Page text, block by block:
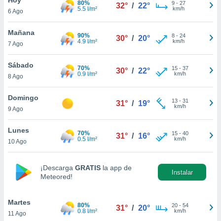
en
más
nuestra
de
aceptar
de
6 Ago
80%
5.5 l/m²
32° / 22° 9- 27
km/h
Mañana
7 Ago
90%
4.9 l/m²
30° / 20° 8- 24
km/h
Sábado
8 Ago
70%
0.9 l/m²
30° / 22° 15- 37
km/h
Domingo
9 Ago
31° / 19° 13- 31
km/h
Lunes
10 Ago
70%
0.5 l/m²
31° / 16° 15- 40
km/h
¡Descarga GRATIS la app de
Meteored!
Instalar
Martes
11 Ago
80%
0.8 l/m²
31° / 20° 20- 54
km/h